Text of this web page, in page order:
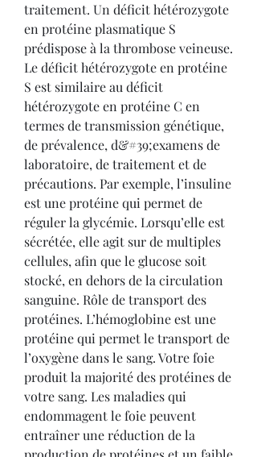
traitement. Un déficit hétérozygote
en protéine plasmatique S
prédispose à la thrombose veineuse.
Le déficit hétérozygote en protéine
S est similaire au déficit
hétérozygote en protéine C en
termes de transmission génétique,
de prévalence, d&#39;examens de
laboratoire, de traitement et de
précautions. Par exemple, l’insuline
est une protéine qui permet de
réguler la glycémie. Lorsqu’elle est
sécrétée, elle agit sur de multiples
cellules, afin que le glucose soit
stocké, en dehors de la circulation
sanguine. Rôle de transport des
protéines. L’hémoglobine est une
protéine qui permet le transport de
l’oxygène dans le sang. Votre foie
produit la majorité des protéines de
votre sang. Les maladies qui
endommagent le foie peuvent
entraîner une réduction de la